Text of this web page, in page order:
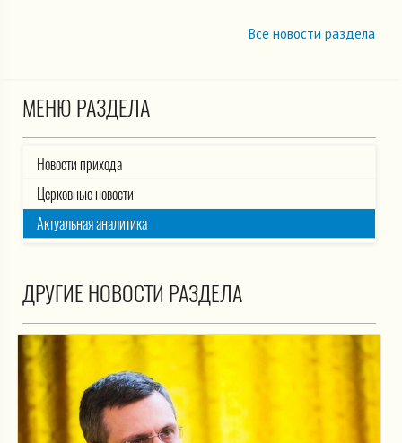
Все новости раздела
МЕНЮ РАЗДЕЛА
Новости прихода
Церковные новости
Актуальная аналитика
ДРУГИЕ НОВОСТИ РАЗДЕЛА